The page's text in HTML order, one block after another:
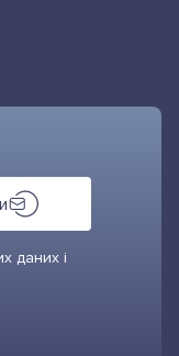
даних і